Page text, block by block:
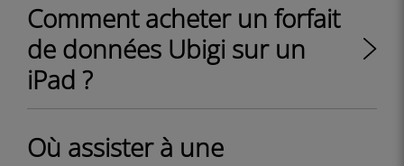
Comment acheter un forfait
de données Ubigi sur un
iPad ?
Où assister à une